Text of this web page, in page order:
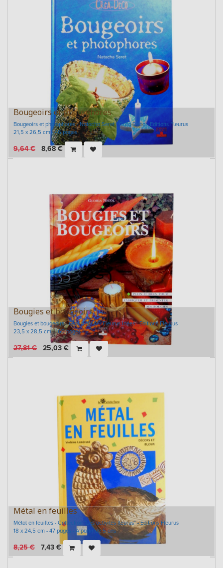
Bougeoirs et photophores
Bougeoirs et photophores - Natacha Seret - Créa-Déco - Editions Fleurus
21,5 x 26,5 cm - 46 pages
9,64€ 8,68 €
Bougies et bougeoirs
Bougies et bougeoirs - Gloria Nicol - Fleurus Idées - Editions Fleurus
23,5 x 28,5 cm - 160 pages
27,81€ 25,03 €
Métal en feuilles
Métal en feuilles - Collection "Les activités fleurus" - Editions Fleurus
18 x 24,5 cm - 47 pages - A partir de 5 ans
8,25€ 7,43 €